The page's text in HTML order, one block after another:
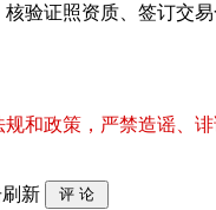
验证照资质、签订交易
和政策，严禁造谣、